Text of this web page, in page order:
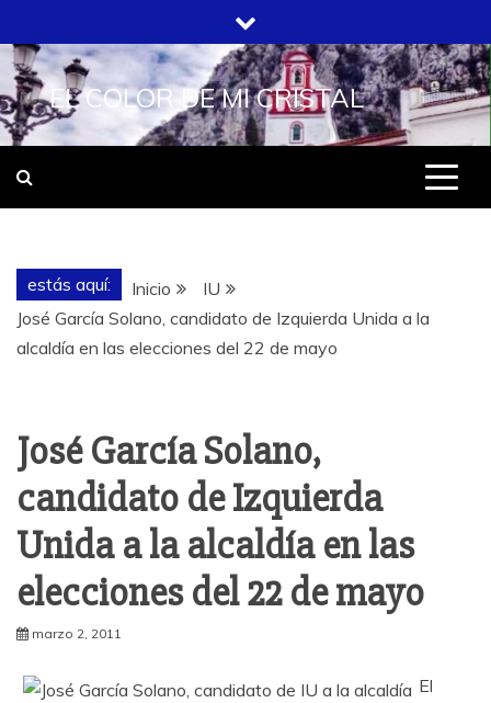
al
contenido
EL COLOR DE MI CRISTAL
estás aquí: Inicio
IU
José García Solano, candidato de Izquierda Unida a la
alcaldía en las elecciones del 22 de mayo
José García Solano,
candidato de Izquierda
Unida a la alcaldía en las
elecciones del 22 de mayo
marzo 2, 2011
El